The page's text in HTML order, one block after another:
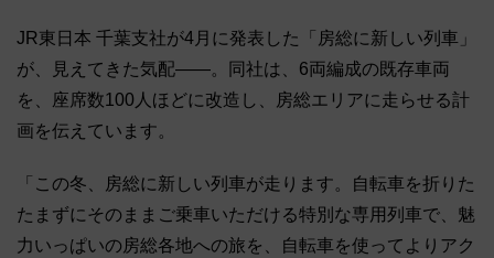
JR東日本 千葉支社が4月に発表した「房総に新しい列車」
が、見えてきた気配――。同社は、6両編成の既存車両
を、座席数100人ほどに改造し、房総エリアに走らせる計
画を伝えています。
「この冬、房総に新しい列車が走ります。自転車を折りた
たまずにそのままご乗車いただける特別な専用列車で、魅
力いっぱいの房総各地への旅を、自転車を使ってよりアク